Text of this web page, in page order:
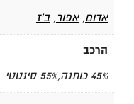
אדום,אפור ,ב'ז
הרכב
45% כותנה,55% סינטטי